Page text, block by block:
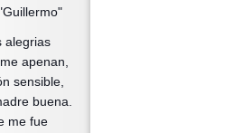
alegrias
apenan,
sensible,
buena.
me fue